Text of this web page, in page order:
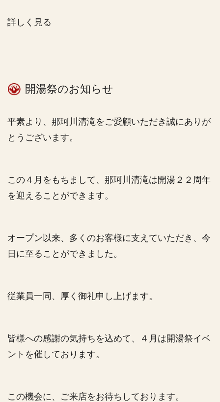
詳しく見る
開湯祭のお知らせ
平素より、那珂川清滝をご愛顧いただき誠にありが
とうございます。
この４月をもちまして、那珂川清滝は開湯２２周年
を迎えることができます。
オープン以来、多くのお客様に支えていただき、今
日に至ることができました。
従業員一同、厚く御礼申し上げます。
皆様への感謝の気持ちを込めて、４月は開湯祭イベ
ントを催しております。
この機会に、ご来店をお待ちしております。